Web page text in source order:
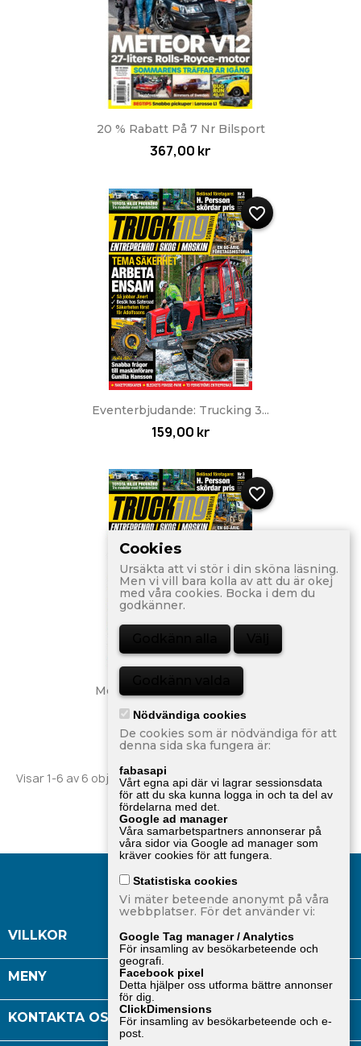
20 % Rabatt På 7 Nr Bilsport
367,00 kr
Eventerbjudande: Trucking 3...
159,00 kr
favorite_border
Merbjudande: Trucking 4 Nr...
249,00 kr
favorite_border
Visar 1-6 av 6 objekt
Tillbaka till toppen 
VILLKOR
MENY
KONTAKTA OSS 
Cookies
Ursäkta att vi stör i din sköna läsning.
Men vi vill bara kolla av att du är okej
med våra cookies. Bocka i dem du
godkänner.
Godkänn alla Välj
Godkänn valda
Nödvändiga cookies
De cookies som är nödvändiga för att
denna sida ska fungera är:
fabasapi
Vårt egna api där vi lagrar sessionsdata
för att du ska kunna logga in och ta del av
fördelarna med det.
Google ad manager
Våra samarbetspartners annonserar på
våra sidor via Google ad manager som
kräver cookies för att fungera.
Statistiska cookies
Vi mäter beteende anonymt på våra
webbplatser. För det använder vi:
Google Tag manager / Analytics
För insamling av besökarbeteende och
geografi.
Facebook pixel
Detta hjälper oss utforma bättre annonser
för dig.
ClickDimensions
För insamling av besökarbeteende och e-
post.